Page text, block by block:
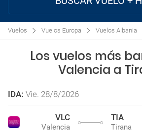
Vuelos Vuelos Europa Vuelos Albania
Los vuelos más
Valencia a
IDA: Vie. 28/8/2026
VLC
Valencia
TIA
Tirana